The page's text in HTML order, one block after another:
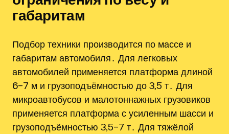
габаритам
Подбор техники производится по массе и
габаритам автомобиля․ Для легковых
автомобилей применяется платформа длиной
6–7 м и грузоподъёмностью до 3,5 т․ Для
микроавтобусов и малотоннажных грузовиков
применяется платформа с усиленным шасси и
грузоподъёмностью 3,5–7 т․ Для тяжёлой